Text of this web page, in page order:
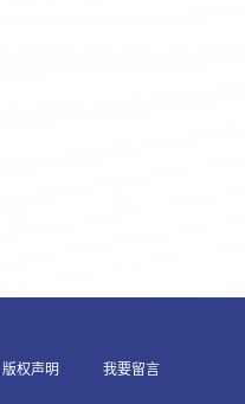
版权声明 我要留言